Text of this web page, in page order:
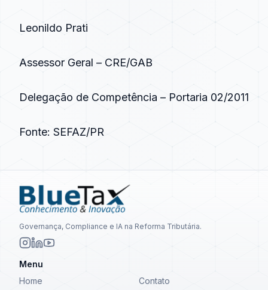
Leonildo Prati
Assessor Geral – CRE/GAB
Delegação de Competência – Portaria 02/2011
Fonte: SEFAZ/PR
Governança, Compliance e IA na Reforma Tributária.
Menu
Home
Contato